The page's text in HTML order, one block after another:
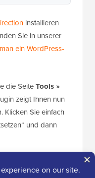
installieren
Sie in unserer
ein WordPress-
die SeiteTools »
zeigt Ihnen nun
Klicken Sie einfach
und dann